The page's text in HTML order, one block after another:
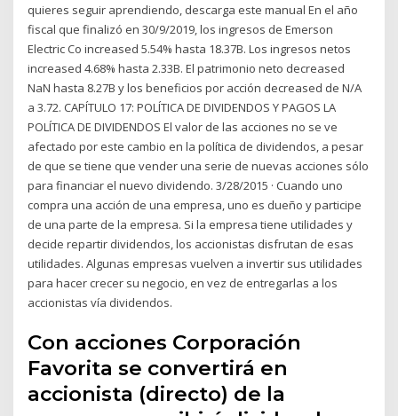
quieres seguir aprendiendo, descarga este manual En el año
fiscal que finalizó en 30/9/2019, los ingresos de Emerson
Electric Co increased 5.54% hasta 18.37B. Los ingresos netos
increased 4.68% hasta 2.33B. El patrimonio neto decreased
NaN hasta 8.27B y los beneficios por acción decreased de N/A
a 3.72. CAPÍTULO 17: POLÍTICA DE DIVIDENDOS Y PAGOS LA
POLÍTICA DE DIVIDENDOS El valor de las acciones no se ve
afectado por este cambio en la política de dividendos, a pesar
de que se tiene que vender una serie de nuevas acciones sólo
para financiar el nuevo dividendo. 3/28/2015 · Cuando uno
compra una acción de una empresa, uno es dueño y participe
de una parte de la empresa. Si la empresa tiene utilidades y
decide repartir dividendos, los accionistas disfrutan de esas
utilidades. Algunas empresas vuelven a invertir sus utilidades
para hacer crecer su negocio, en vez de entregarlas a los
accionistas vía dividendos.
Con acciones Corporación
Favorita se convertirá en
accionista (directo) de la